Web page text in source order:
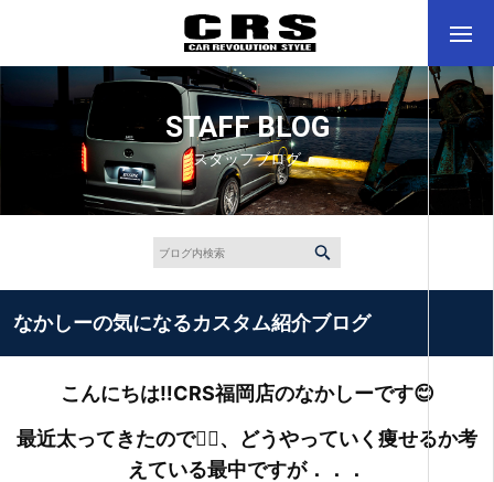
STAFF BLOG
スタッフブログ
なかしーの気になるカスタム紹介ブログ
こんにちは‼CRS福岡店のなかしーです😊
最近太ってきたので🤦‍♂️、どうやっていく痩せるか考
えている最中ですが．．．